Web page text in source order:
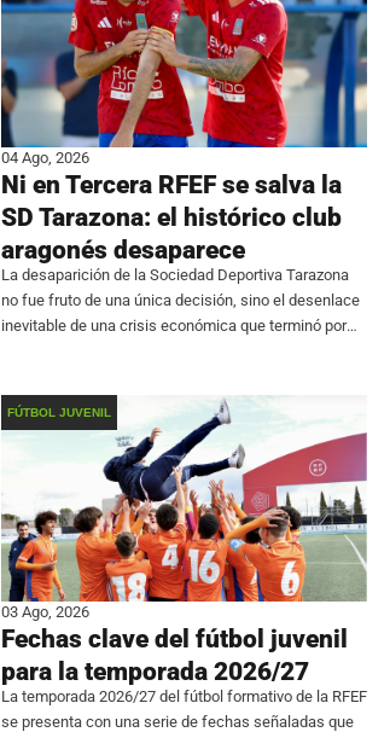
04 Ago, 2026
Ni en Tercera RFEF se salva la
SD Tarazona: el histórico club
aragonés desaparece
La desaparición de la Sociedad Deportiva Tarazona
no fue fruto de una única decisión, sino el desenlace
inevitable de una crisis económica que terminó por
FÚTBOL JUVENIL
03 Ago, 2026
Fechas clave del fútbol juvenil
para la temporada 2026/27
La temporada 2026/27 del fútbol formativo de la RFEF
se presenta con una serie de fechas señaladas que